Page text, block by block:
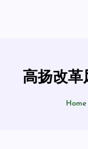
高扬改革
Home